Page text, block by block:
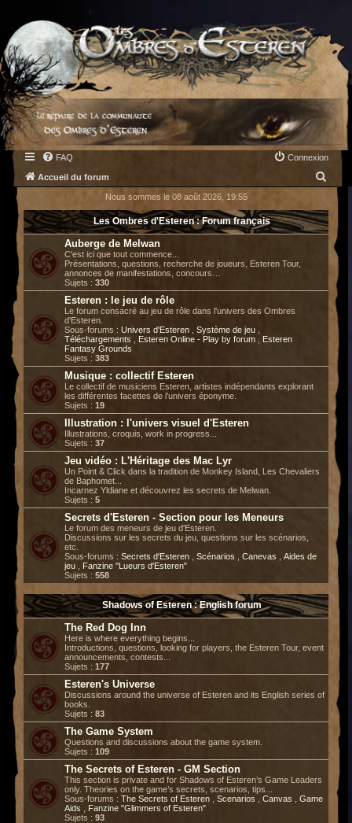
FAQ Connexion
Accueil du forum
c
h
c
Nous sommes le 08 août 2026, 19:55
Les Ombres d'Esteren : Forum français
Auberge de Melwan
C'est ici que tout commence...
Présentations, questions, recherche de joueurs, Esteren Tour,
annonces de manifestations, concours…
Sujets : 330
Esteren : le jeu de rôle
Le forum consacré au jeu de rôle dans l'univers des Ombres
d'Esteren.
Sous-forums : Univers d'Esteren Système de jeu
Téléchargements
Esteren Online - Play by forum
Esteren
Fantasy Grounds
Sujets : 383
Musique : collectif Esteren
Le collectif de musiciens Esteren, artistes indépendants explorant
les différentes facettes de l’univers éponyme.
Sujets : 19
Illustration : l'univers visuel d'Esteren
Illustrations, croquis, work in progress...
Sujets : 37
Jeu vidéo : L'Héritage des Mac Lyr
Un Point & Click dans la tradition de Monkey Island, Les Chevaliers
de Baphomet...
Incarnez Yldiane et découvrez les secrets de Melwan.
Sujets : 5
Secrets d'Esteren - Section pour les Meneurs
Le forum des meneurs de jeu d'Esteren.
Discussions sur les secrets du jeu, questions sur les scénarios,
etc.
Sous-forums : Secrets d'Esteren Scénarios Canevas
Aides de
jeu
Fanzine "Lueurs d'Esteren"
Sujets : 558
Shadows of Esteren : English forum
The Red Dog Inn
Here is where everything begins...
Introductions, questions, looking for players, the Esteren Tour, event
announcements, contests...
Sujets : 177
Esteren's Universe
Discussions around the universe of Esteren and its English series of
books.
Sujets : 83
The Game System
Questions and discussions about the game system.
Sujets : 109
The Secrets of Esteren - GM Section
This section is private and for Shadows of Esteren’s Game Leaders
only. Theories on the game’s secrets, scenarios, tips...
Sous-forums : The Secrets of Esteren Scenarios Canvas
Game
Aids
Fanzine "Glimmers of Esteren"
Sujets : 93